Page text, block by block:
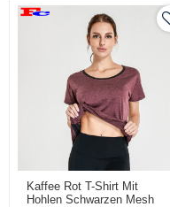
Kaffee Rot T-Shirt Mit
Hohlen Schwarzen Mesh